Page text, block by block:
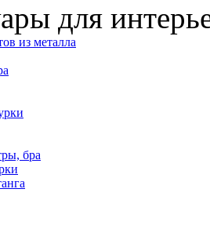
для
из металла
бра